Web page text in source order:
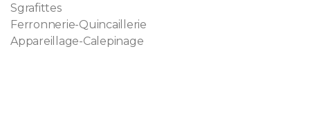
Sgrafittes
Ferronnerie-Quincaillerie
Appareillage-Calepinage